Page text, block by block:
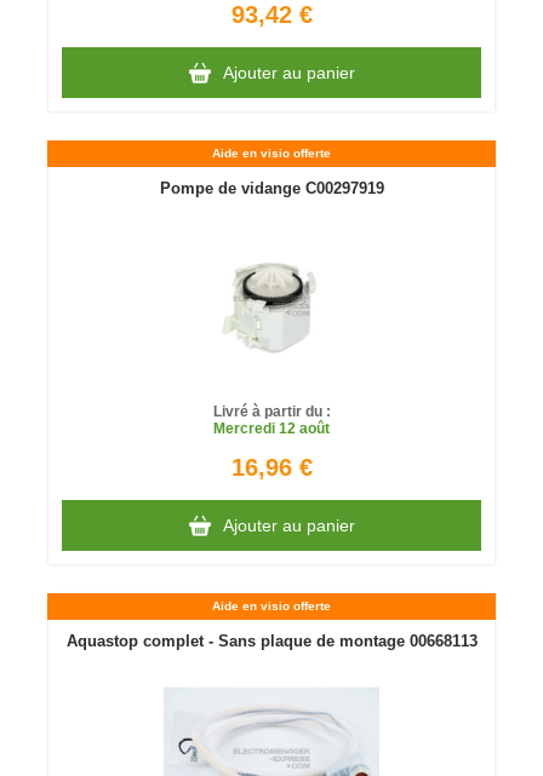
93,42 €
Ajouter au panier
Aide en visio offerte
Pompe de vidange C00297919
Livré à partir du :
Mercredi 12 août
16,96 €
Ajouter au panier
Aide en visio offerte
Aquastop complet - Sans plaque de montage 00668113